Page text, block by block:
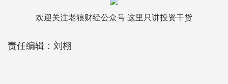
欢迎关注老狼财经公众号 这里只讲投资干货
责任编辑：刘栩